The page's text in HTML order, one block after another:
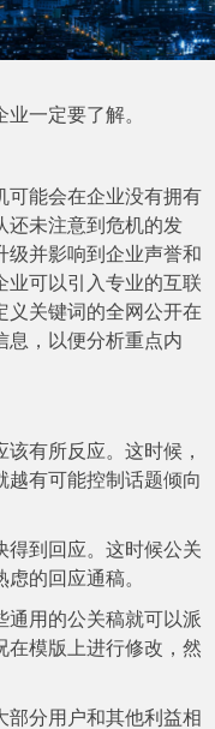
一定要了解。
可能会在企业没有拥有
还未注意到危机的发
级并影响到企业声誉和
业可以引入专业的互联
义关键词的全网公开在
息，以便分析重点内
有所反应。这时候，
越有可能控制话题倾向
得到回应。这时候公关
的回应通稿。
通用的公关稿就可以派
在模版上进行修改，然
部分用户和其他利益相